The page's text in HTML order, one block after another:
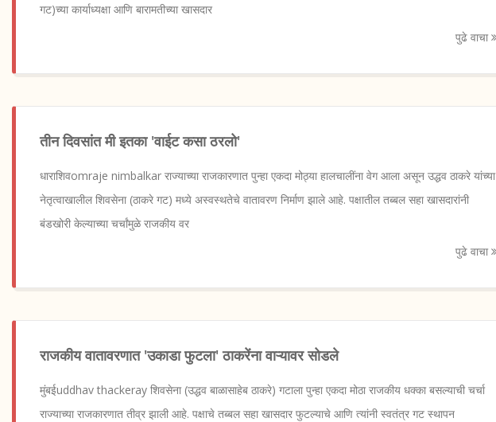
गट)च्या कार्याध्यक्षा आणि बारामतीच्या खासदार
पुढे वाचा
तीन दिवसांत मी इतका 'वाईट कसा ठरलो'
धाराशिवomraje nimbalkar राज्याच्या राजकारणात पुन्हा एकदा मोठ्या हालचालींना वेग आला असून उद्धव ठाकरे यांच्या
नेतृत्वाखालील शिवसेना (ठाकरे गट) मध्ये अस्वस्थतेचे वातावरण निर्माण झाले आहे. पक्षातील तब्बल सहा खासदारांनी
बंडखोरी केल्याच्या चर्चांमुळे राजकीय वर
पुढे वाचा
राजकीय वातावरणात 'उकाडा फुटला' ठाकरेंना वाऱ्यावर सोडले
मुंबईuddhav thackeray शिवसेना (उद्धव बाळासाहेब ठाकरे) गटाला पुन्हा एकदा मोठा राजकीय धक्का बसल्याची चर्चा
राज्याच्या राजकारणात तीव्र झाली आहे. पक्षाचे तब्बल सहा खासदार फुटल्याचे आणि त्यांनी स्वतंत्र गट स्थापन